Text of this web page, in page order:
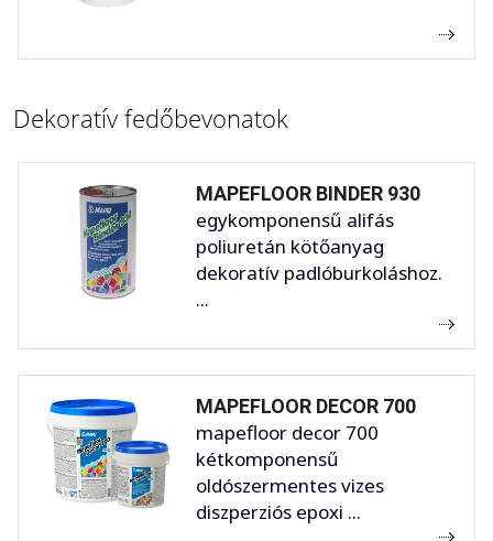
Dekoratív fedőbevonatok
MAPEFLOOR BINDER 930
egykomponensű alifás
poliuretán kötőanyag
dekoratív padlóburkoláshoz.
...
MAPEFLOOR DECOR 700
mapefloor decor 700
kétkomponensű
oldószermentes vizes
diszperziós epoxi ...